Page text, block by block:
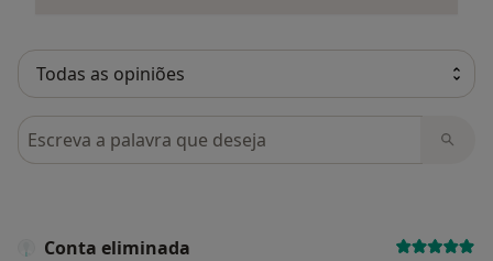
Pesquisar em opiniões
Conta eliminada